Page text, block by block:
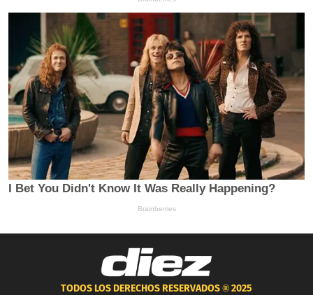
TODOS LOS DERECHOS RESERVADOS ®2025